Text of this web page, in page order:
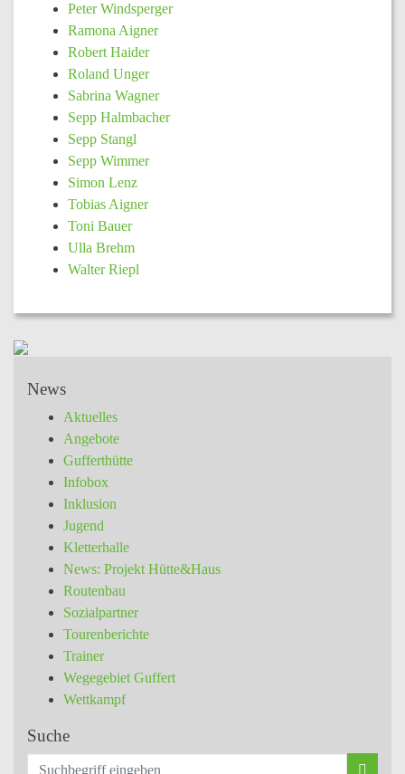
Peter Windsperger
Ramona Aigner
Robert Haider
Roland Unger
Sabrina Wagner
Sepp Halmbacher
Sepp Stangl
Sepp Wimmer
Simon Lenz
Tobias Aigner
Toni Bauer
Ulla Brehm
Walter Riepl
News
Aktuelles
Angebote
Gufferthütte
Infobox
Inklusion
Jugend
Kletterhalle
News: Projekt Hütte&Haus
Routenbau
Sozialpartner
Tourenberichte
Trainer
Wegegebiet Guffert
Wettkampf
Suche